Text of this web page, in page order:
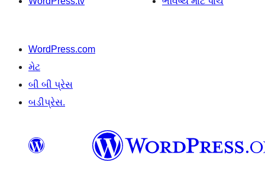
WordPress.com
મેટ
બી બી પ્રેસ
બડીપ્રેસ.